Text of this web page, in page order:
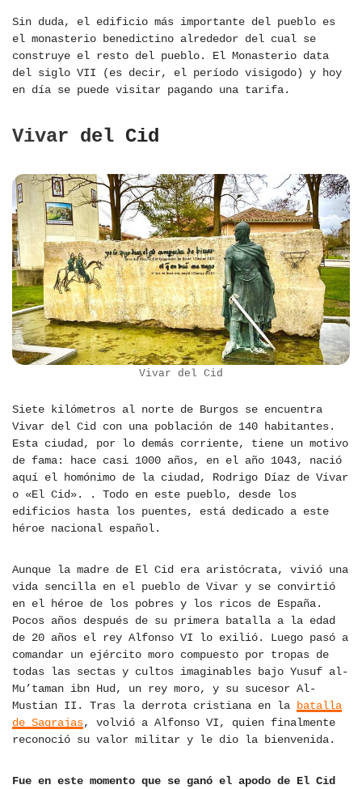
Sin duda, el edificio más importante del pueblo es
el monasterio benedictino alrededor del cual se
construye el resto del pueblo. El Monasterio data
del siglo VII (es decir, el período visigodo) y hoy
en día se puede visitar pagando una tarifa.
Vivar del Cid
Vivar del Cid
Siete kilómetros al norte de Burgos se encuentra
Vivar del Cid con una población de 140 habitantes.
Esta ciudad, por lo demás corriente, tiene un motivo
de fama: hace casi 1000 años, en el año 1043, nació
aquí el homónimo de la ciudad, Rodrigo Díaz de Vivar
o «El Cid». . Todo en este pueblo, desde los
edificios hasta los puentes, está dedicado a este
héroe nacional español.
Aunque la madre de El Cid era aristócrata, vivió una
vida sencilla en el pueblo de Vivar y se convirtió
en el héroe de los pobres y los ricos de España.
Pocos años después de su primera batalla a la edad
de 20 años el rey Alfonso VI lo exilió. Luego pasó a
comandar un ejército moro compuesto por tropas de
todas las sectas y cultos imaginables bajo Yusuf al-
Mu’taman ibn Hud, un rey moro, y su sucesor Al-
Mustian II. Tras la derrota cristiana en la batalla
de Sagrajas, volvió a Alfonso VI, quien finalmente
reconoció su valor militar y le dio la bienvenida.
Fue en este momento que se ganó el apodo de El Cid